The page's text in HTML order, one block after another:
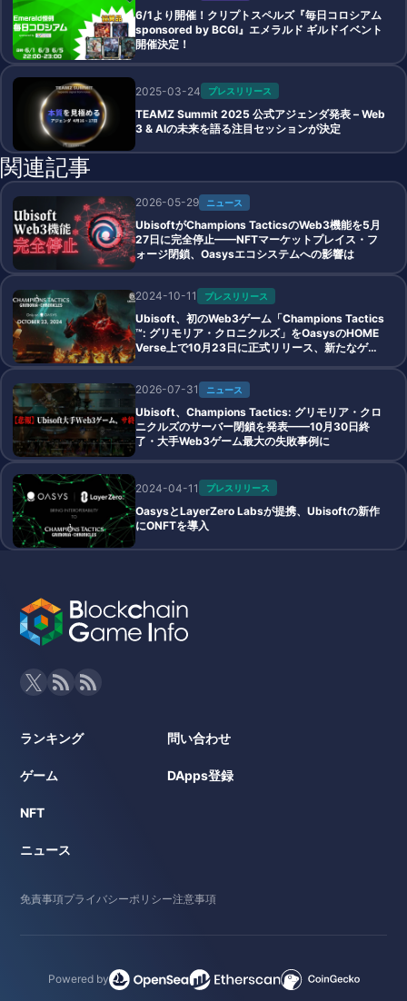
6/1より開催！クリプトスペルズ『毎日コロシアム
sponsored by BCGI』エメラルド ギルドイベント
開催決定！
2025-03-24 プレスリリース
TEAMZ Summit 2025 公式アジェンダ発表 – Web
3 & AIの未来を語る注目セッションが決定
関連記事
2026-05-29 ニュース
UbisoftがChampions TacticsのWeb3機能を5月
27日に完全停止——NFTマーケットプレイス・フ
ォージ閉鎖、Oasysエコシステムへの影響は
2024-10-11 プレスリリース
Ubisoft、初のWeb3ゲーム「Champions Tactics
™: グリモリア・クロニクルズ」をOasysのHOME
Verse上で10月23日に正式リリース、新たなゲー
2026-07-31
ニュース
Ubisoft、Champions Tactics: グリモリア・クロ
ニクルズのサーバー閉鎖を発表——10月30日終
了・大手Web3ゲーム最大の失敗事例に
2024-04-11 プレスリリース
OasysとLayerZero Labsが提携、Ubisoftの新作
にONFTを導入
ランキング
ゲーム
NFT
ニュース
問い合わせ
DApps登録
免責事項プライバシーポリシー注意事項
Powered by